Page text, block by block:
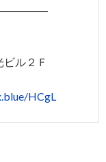
ル２Ｆ
HCgL